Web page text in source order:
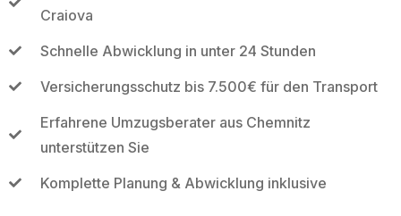
Craiova
Schnelle Abwicklung in unter 24 Stunden
Versicherungsschutz bis 7.500€ für den Transport
Erfahrene Umzugsberater aus Chemnitz
unterstützen Sie
Komplette Planung & Abwicklung inklusive